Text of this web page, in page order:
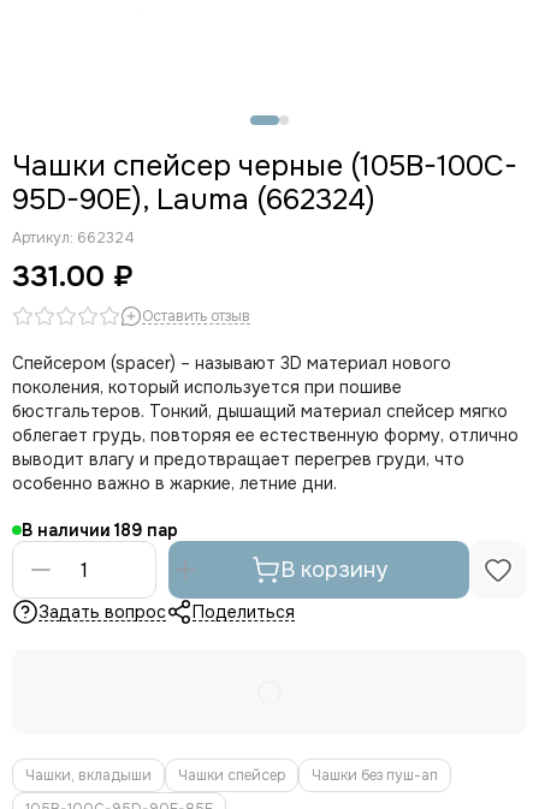
Чашки спейсер черные (105B-100C-
95D-90E), Lauma (662324)
Артикул: 662324
331.00 ₽
Оставить отзыв
Спейсером (spacer) – называют 3D материал нового
поколения, который используется при пошиве
бюстгальтеров. Тонкий, дышащий материал спейсер мягко
облегает грудь, повторяя ее естественную форму, отлично
выводит влагу и предотвращает перегрев груди, что
особенно важно в жаркие, летние дни.
В наличии 189
В корзину
Задать вопрос Поделиться
Чашки, вкладыши Чашки спейсер
Чашки без пуш-ап